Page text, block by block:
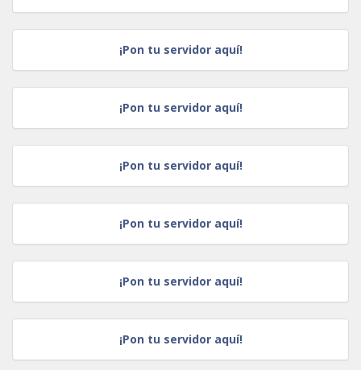
¡Pon tu servidor aquí!
¡Pon tu servidor aquí!
¡Pon tu servidor aquí!
¡Pon tu servidor aquí!
¡Pon tu servidor aquí!
¡Pon tu servidor aquí!